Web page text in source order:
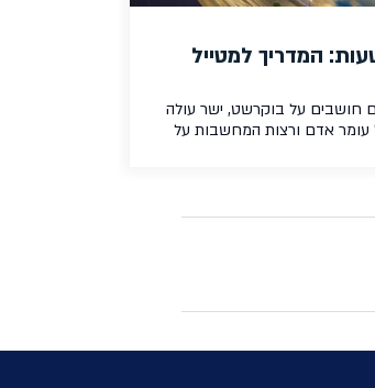
ב-72 שעות: המדריך למטייל
חושבים על בוקרשט, ישר עולה
אדם ורצות המחשבות על
אטרקציות שוות, אוכל מעולה,